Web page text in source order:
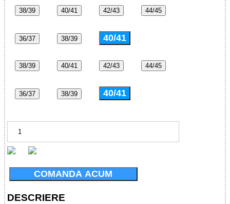
38/39 40/41 42/43 44/45
36/37 38/39 40/41
38/39 40/41 42/43 44/45
36/37 38/39 40/41
COMANDA ACUM
DESCRIERE